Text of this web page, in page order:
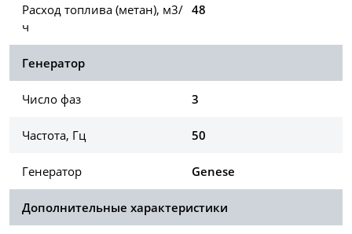
Расход топлива (метан), м3/
ч
48
Генератор
Число фаз 3
Частота, Гц 50
Генератор Genese
Дополнительные характеристики